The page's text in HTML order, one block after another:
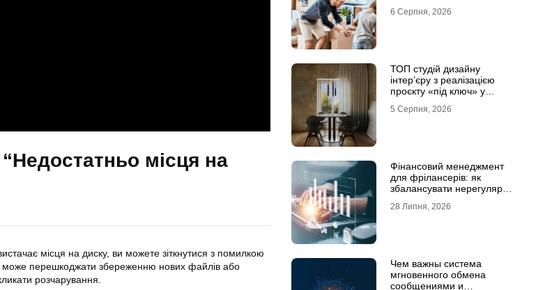
місця на
місця на диску, ви можете зіткнутися з помилкою
може перешкоджати збереженню нових файлів або
розчарування.
6 Серпня, 2026
ТОП студій дизайну
інтер’єру з реалізацією
проєкту «під ключ» у
5 Серпня, 2026
Фінансовий менеджмент
для фрілансерів: як
збалансувати нерегулярні
28 Липня, 2026
Чем важны система
мгновенного обмена
сообщениями и